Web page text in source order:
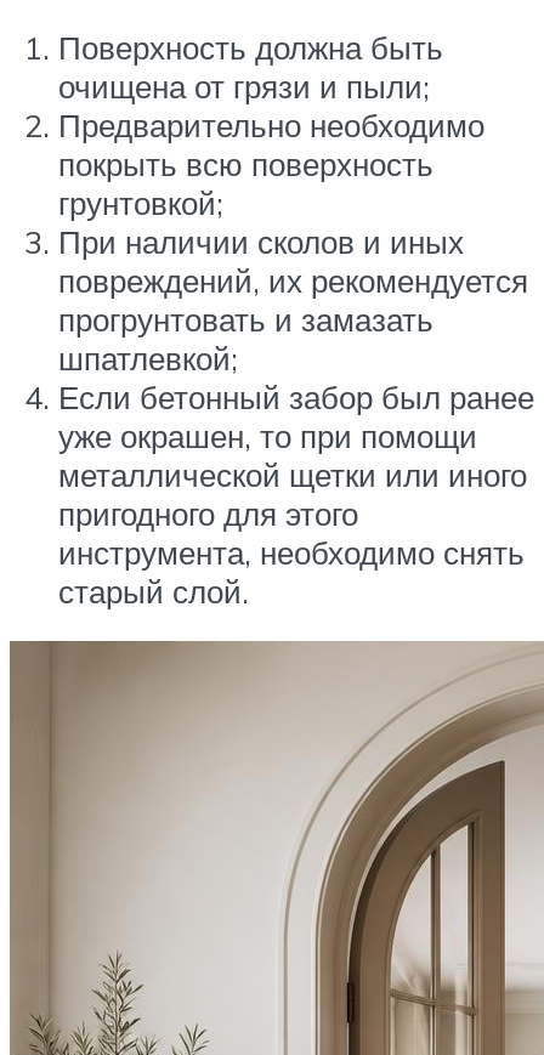
Поверхность должна быть
очищена от грязи и пыли;
Предварительно необходимо
покрыть всю поверхность
грунтовкой;
При наличии сколов и иных
повреждений, их рекомендуется
прогрунтовать и замазать
шпатлевкой;
Если бетонный забор был ранее
уже окрашен, то при помощи
металлической щетки или иного
пригодного для этого
инструмента, необходимо снять
старый слой.